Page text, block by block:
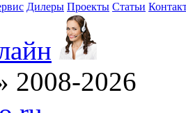
Дилеры Проекты Статьи
2008-2026